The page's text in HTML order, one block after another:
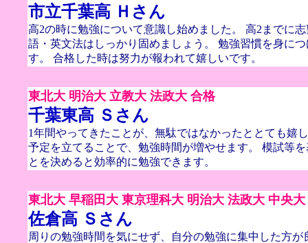
市立千葉高 Ｈさん
高2の時に勉強について意識し始めました。 高2までに
語・英文法はしっかり固めましょう。 勉強習慣を身に
す。 合格した時は努力が報われて嬉しいです。
東北大 明治大 立教大 法政大 合格
千葉東高 Ｓさん
1年間やってきたことが、無駄ではなかったととても嬉
予定を立てることで、勉強時間が増やせます。 模試等
とを決めると効率的に勉強できます。
東北大 早稲田大 東京理科大 明治大 法政大 中央
佐倉高 Ｓさん
周りの勉強時間を気にせず、自分の勉強に集中した方が